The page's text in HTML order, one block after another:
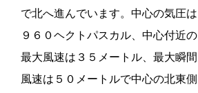
で北へ進んでいます。中心の気圧は
９６０ヘクトパスカル、中心付近の
最大風速は３５メートル、最大瞬間
風速は５０メートルで中心の北東側